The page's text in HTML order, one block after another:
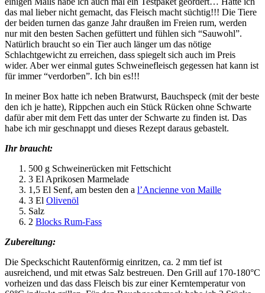
das mal lieber nicht gemacht, das Fleisch macht süchtig!!! Die Tiere
der beiden turnen das ganze Jahr draußen im Freien rum, werden
nur mit den besten Sachen gefüttert und fühlen sich “Sauwohl”.
Natürlich braucht so ein Tier auch länger um das nötige
Schlachtgewicht zu erreichen, dass spiegelt sich auch im Preis
wider. Aber wer einmal gutes Schweinefleisch gegessen hat kann ist
für immer “verdorben”. Ich bin es!!!
In meiner Box hatte ich neben Bratwurst, Bauchspeck (mit der beste
den ich je hatte), Rippchen auch ein Stück Rücken ohne Schwarte
dafür aber mit dem Fett das unter der Schwarte zu finden ist. Das
habe ich mir geschnappt und dieses Rezept daraus gebastelt.
Ihr braucht:
500 g Schweinerücken mit Fettschicht
3 El Aprikosen Marmelade
1,5 El Senf, am besten den a l’Ancienne von Maille
3 El Olivenöl
Salz
2 Blocks Rum-Fass
Zubereitung:
Die Speckschicht Rautenförmig einritzen, ca. 2 mm tief ist
ausreichend, und mit etwas Salz bestreuen. Den Grill auf 170-180°C
vorheizen und das dass Fleisch bis zur einer Kerntemperatur von